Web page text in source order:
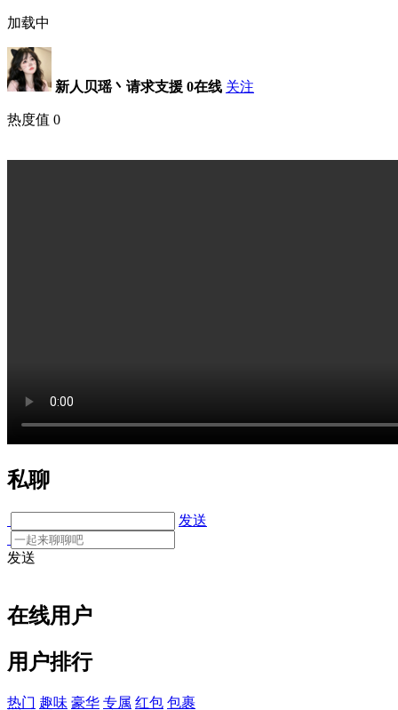
加载中
新人贝瑶丶请求支援 0在线 关注
热度值 0
私聊
发送
发送
在线用户
用户排行
热门 趣味 豪华 专属 红包 包裹